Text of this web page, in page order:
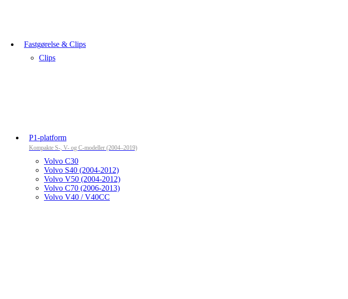
Fastgørelse & Clips
Clips
P1-platform
Kompakte S-, V- og C-modeller (2004–2019)
Volvo C30
Volvo S40 (2004-2012)
Volvo V50 (2004-2012)
Volvo C70 (2006-2013)
Volvo V40 / V40CC